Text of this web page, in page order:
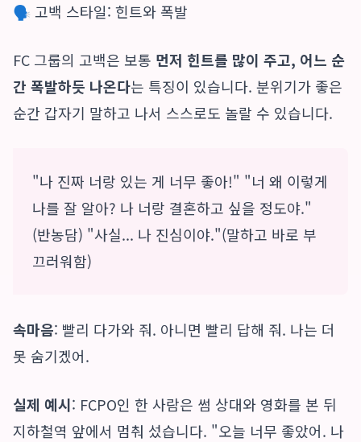
🗣️ 고백 스타일: 힌트와 폭발
FC 그룹의 고백은 보통 먼저 힌트를 많이 주고, 어느 순
간 폭발하듯 나온다는 특징이 있습니다. 분위기가 좋은
순간 갑자기 말하고 나서 스스로도 놀랄 수 있습니다.
"나 진짜 너랑 있는 게 너무 좋아!" "너 왜 이렇게
나를 잘 알아? 나 너랑 결혼하고 싶을 정도야."
(반농담) "사실... 나 진심이야."(말하고 바로 부
끄러워함)
속마음: 빨리 다가와 줘. 아니면 빨리 답해 줘. 나는 더
못 숨기겠어.
실제 예시: FCPO인 한 사람은 썸 상대와 영화를 본 뒤
지하철역 앞에서 멈춰 섰습니다. "오늘 너무 좋았어. 나